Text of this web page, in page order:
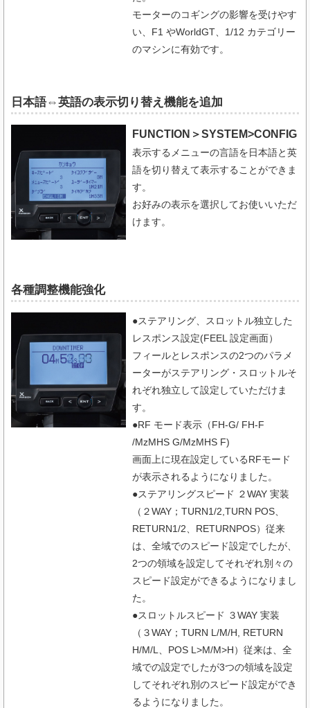
モーターのコギングの影響を受けやす
い、F1 やWorldGT、1/12 カテゴリー
のマシンに有効です。
日本語⇔英語の表示切り替え機能を追加
FUNCTION＞SYSTEM>CONFIG
表示するメニューの言語を日本語と英
語を切り替えて表示することができま
す。
お好みの表示を選択してお使いいただ
けます。
各種調整機能強化
●ステアリング、スロットル独立した
レスポンス設定(FEEL 設定画面）
フィールとレスポンスの2つのパラメ
ーターがステアリング・スロットルそ
れぞれ独立して設定していただけま
す。
●RF モード表示（FH-G/ FH-F
/MzMHS G/MzMHS F)
画面上に現在設定しているRFモード
が表示されるようになりました。
●ステアリングスピード ２WAY 実装
（２WAY；TURN1/2,TURN POS、
RETURN1/2、RETURNPOS）従来
は、全域でのスピード設定でしたが、
2つの領域を設定してそれぞれ別々の
スピード設定ができるようになりまし
た。
●スロットルスピード ３WAY 実装
（３WAY；TURN L/M/H, RETURN
H/M/L、POS L>M/M>H）従来は、全
域での設定でしたが3つの領域を設定
してそれぞれ別のスピード設定ができ
るようになりました。